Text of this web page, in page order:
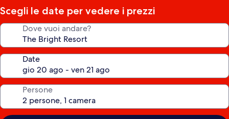
stelle
Scegli le date per vedere i prezzi
Dove vuoi andare?
Date
Persone